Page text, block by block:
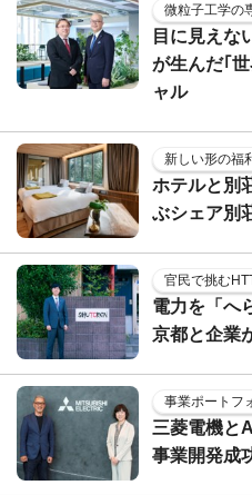
微粒子工学の
目に見えな
が生んだ｢
ャル
新しい形の福
ホテルと別
ぶシェア別
官民で挑む
電力を「へ
京都と企業
事業ポートフ
三菱電機と
事業開発成